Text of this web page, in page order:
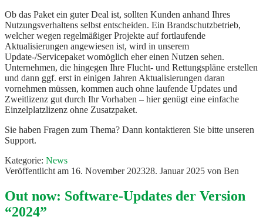
Ob das Paket ein guter Deal ist, sollten Kunden anhand Ihres
Nutzungsverhaltens selbst entscheiden. Ein Brandschutzbetrieb,
welcher wegen regelmäßiger Projekte auf fortlaufende
Aktualisierungen angewiesen ist, wird in unserem
Update-/Servicepaket womöglich eher einen Nutzen sehen.
Unternehmen, die hingegen Ihre Flucht- und Rettungspläne erstellen
und dann ggf. erst in einigen Jahren Aktualisierungen daran
vornehmen müssen, kommen auch ohne laufende Updates und
Zweitlizenz gut durch Ihr Vorhaben – hier genügt eine einfache
Einzelplatzlizenz ohne Zusatzpaket.
Sie haben Fragen zum Thema? Dann kontaktieren Sie bitte unseren
Support.
Kategorie: News
Veröffentlicht am 16. November 202328. Januar 2025 von Ben
Out now: Software-Updates der Version
“2024”